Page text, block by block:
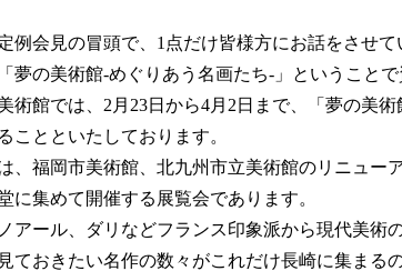
例会見の冒頭で、1点だけ皆様方にお話をさせて
夢の美術館-めぐりあう名画たち-」ということ
術館では、2月23日から4月2日まで、「夢の美
ことといたしております。
、福岡市美術館、北九州市立美術館のリニュー
に集めて開催する展覧会であります。
アール、ダリなどフランス印象派から現代美術
ておきたい名作の数々がこれだけ長崎に集まる